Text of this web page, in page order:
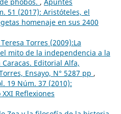
phóbos. , Apuntes
51 (2017): Aristóteles, el
homenaje en sus 2400
Torres (2009):La
mito de la independencia a la
Editorial Alfa,
Ensayo, N° 5287 pp ,
19 Núm. 37 (2010):
Reflexiones